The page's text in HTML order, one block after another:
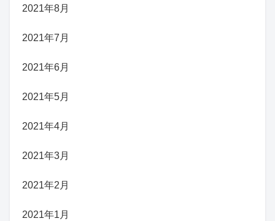
2021年8月
2021年7月
2021年6月
2021年5月
2021年4月
2021年3月
2021年2月
2021年1月